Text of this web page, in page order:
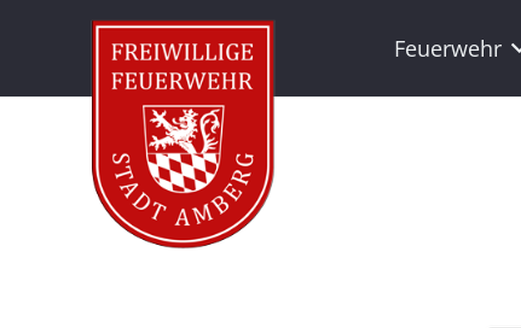
Feuerwehr